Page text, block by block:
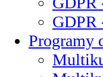
GDPR
Programy